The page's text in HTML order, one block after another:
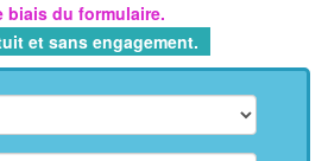
biais du formulaire.
et sans engagement.